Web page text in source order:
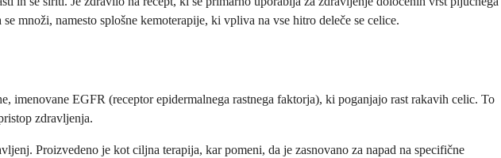
množi, namesto splošne kemoterapije, ki vpliva na vse hitro deleče se celice.
EGFR (receptor epidermalnega rastnega faktorja), ki poganjajo rast rakavih celic. To
zdravljenja.
Proizvedeno je kot ciljna terapija, kar pomeni, da je zasnovano za napad na specifične